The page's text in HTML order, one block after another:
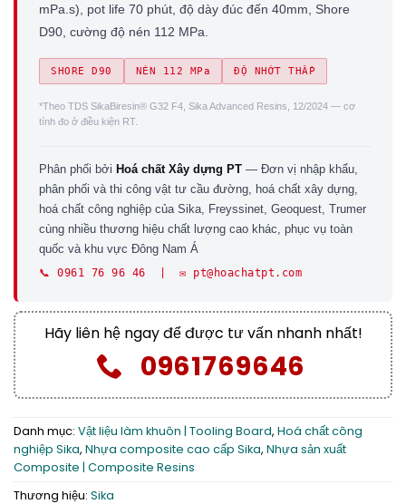
mPa.s), pot life 70 phút, độ dày đúc đến 40mm, Shore
D90, cường độ nén 112 MPa.
SHORE D90 NÉN 112 MPa ĐỘ NHỚT THẤP
*Theo TDS SikaBiresin® G32 F4, Sika Advanced Resins, 12/2024 — cơ
tính đo ở điều kiện RT.
Phân phối bởi Hoá chất Xây dựng PT — Đơn vị nhập khẩu,
phân phối và thi công vật tư cầu đường, hoá chất xây dựng,
hoá chất công nghiệp của Sika, Freyssinet, Geoquest, Trumer
cùng nhiều thương hiệu chất lượng cao khác, phục vụ toàn
quốc và khu vực Đông Nam Á
📞 0961 76 96 46 | ✉️ pt@hoachatpt.com
Hãy liên hệ ngay để được tư vấn nhanh nhất!
0961769646
Danh mục: Vật liệu làm khuôn | Tooling Board, Hoá chất công
nghiệp Sika, Nhựa composite cao cấp Sika, Nhựa sản xuất
Composite | Composite Resins
Thương hiệu: Sika